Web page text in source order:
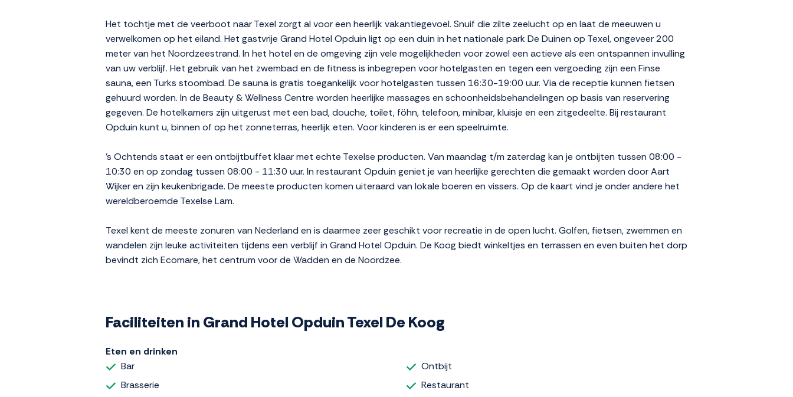
Het tochtje met de veerboot naar Texel zorgt al voor een heerlijk vakantiegevoel. Snuif die zilte zeelucht op en laat de meeuwen u
verwelkomen op het eiland. Het gastvrije Grand Hotel Opduin ligt op een duin in het nationale park De Duinen op Texel, ongeveer 200
meter van het Noordzeestrand. In het hotel en de omgeving zijn vele mogelijkheden voor zowel een actieve als een ontspannen invulling
van uw verblijf. Het gebruik van het zwembad en de fitness is inbegrepen voor hotelgasten en tegen een vergoeding zijn een Finse
sauna, een Turks stoombad. De sauna is gratis toegankelijk voor hotelgasten tussen 16:30-19:00 uur. Via de receptie kunnen fietsen
gehuurd worden. In de Beauty & Wellness Centre worden heerlijke massages en schoonheidsbehandelingen op basis van reservering
gegeven. De hotelkamers zijn uitgerust met een bad, douche, toilet, föhn, telefoon, minibar, kluisje en een zitgedeelte. Bij restaurant
Opduin kunt u, binnen of op het zonneterras, heerlijk eten. Voor kinderen is er een speelruimte.
's Ochtends staat er een ontbijtbuffet klaar met echte Texelse producten. Van maandag t/m zaterdag kan je ontbijten tussen 08:00 -
10:30 en op zondag tussen 08:00 - 11:30 uur. In restaurant Opduin geniet je van heerlijke gerechten die gemaakt worden door Aart
Wijker en zijn keukenbrigade. De meeste producten komen uiteraard van lokale boeren en vissers. Op de kaart vind je onder andere het
wereldberoemde Texelse Lam.
Texel kent de meeste zonuren van Nederland en is daarmee zeer geschikt voor recreatie in de open lucht. Golfen, fietsen, zwemmen en
wandelen zijn leuke activiteiten tijdens een verblijf in Grand Hotel Opduin. De Koog biedt winkeltjes en terrassen en even buiten het dorp
bevindt zich Ecomare, het centrum voor de Wadden en de Noordzee.
Faciliteiten in Grand Hotel Opduin Texel De Koog
Eten en drinken
Bar
Brasserie
Ontbijt
Restaurant